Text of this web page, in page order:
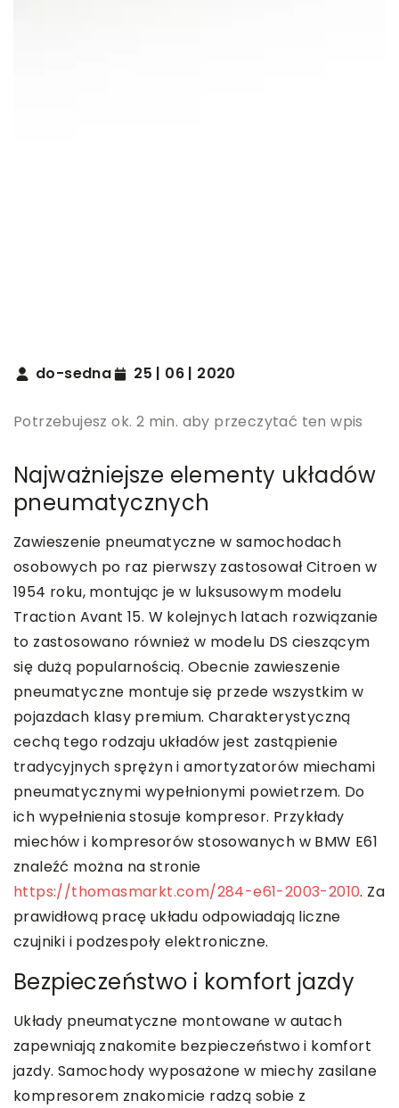
do-sedna 25 | 06 | 2020
Potrzebujesz ok. 2 min. aby przeczytać ten wpis
Najważniejsze elementy układów
pneumatycznych
Zawieszenie pneumatyczne w samochodach
osobowych po raz pierwszy zastosował Citroen w
1954 roku, montując je w luksusowym modelu
Traction Avant 15. W kolejnych latach rozwiązanie
to zastosowano również w modelu DS cieszącym
się dużą popularnością. Obecnie zawieszenie
pneumatyczne montuje się przede wszystkim w
pojazdach klasy premium. Charakterystyczną
cechą tego rodzaju układów jest zastąpienie
tradycyjnych sprężyn i amortyzatorów miechami
pneumatycznymi wypełnionymi powietrzem. Do
ich wypełnienia stosuje kompresor. Przykłady
miechów i kompresorów stosowanych w BMW E61
znaleźć można na stronie
https://thomasmarkt.com/284-e61-2003-2010. Za
prawidłową pracę układu odpowiadają liczne
czujniki i podzespoły elektroniczne.
Bezpieczeństwo i komfort jazdy
Układy pneumatyczne montowane w autach
zapewniają znakomite bezpieczeństwo i komfort
jazdy. Samochody wyposażone w miechy zasilane
kompresorem znakomicie radzą sobie z